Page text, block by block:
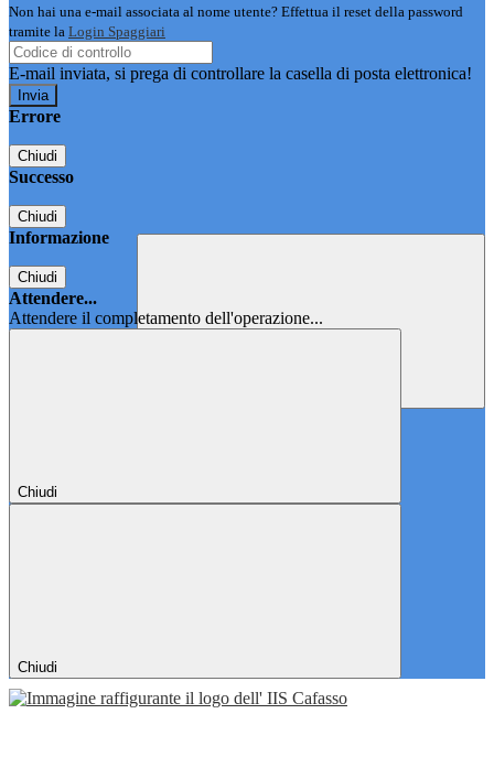
Non hai una e-mail associata al nome utente? Effettua il reset della password
tramite la Login Spaggiari
E-mail inviata, si prega di controllare la casella di posta elettronica!
Errore
Chiudi
Successo
Chiudi
Informazione
Chiudi
Attendere...
Attendere il completamento dell'operazione...
Chiudi
Chiudi